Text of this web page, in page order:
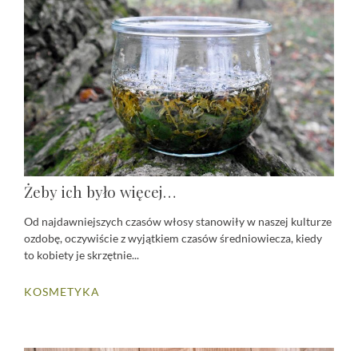
Żeby ich było więcej…
Od najdawniejszych czasów włosy stanowiły w naszej kulturze
ozdobę, oczywiście z wyjątkiem czasów średniowiecza, kiedy
to kobiety je skrzętnie...
KOSMETYKA